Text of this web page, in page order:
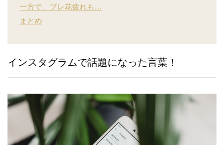
一方で、プレ花疲れも…
まとめ
インスタグラムで話題になった言葉！